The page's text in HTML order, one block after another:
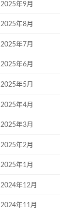
2025年9月
2025年8月
2025年7月
2025年6月
2025年5月
2025年4月
2025年3月
2025年2月
2025年1月
2024年12月
2024年11月